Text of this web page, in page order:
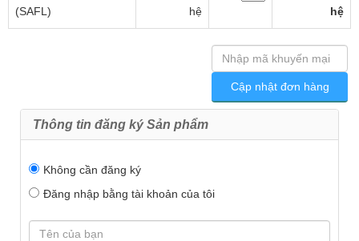
(SAFL)
hệ
hệ
Thông tin đăng ký Sản phẩm
Không cần đăng ký
Đăng nhập bằng tài khoản của tôi